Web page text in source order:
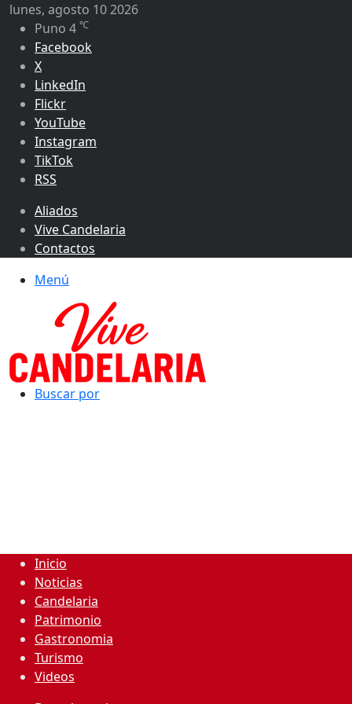
lunes, agosto 10 2026
Puno 4 ℃
Facebook
X
LinkedIn
Flickr
YouTube
Instagram
TikTok
RSS
Aliados
Vive Candelaria
Contactos
Menú
Buscar por
Inicio
Noticias
Candelaria
Patrimonio
Gastronomia
Turismo
Videos